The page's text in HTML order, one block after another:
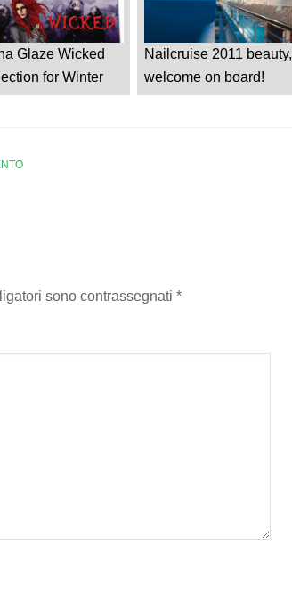
Glaze Wicked
for Winter
Nailcruise 2011 beauty,
welcome on board!
sono contrassegnati *